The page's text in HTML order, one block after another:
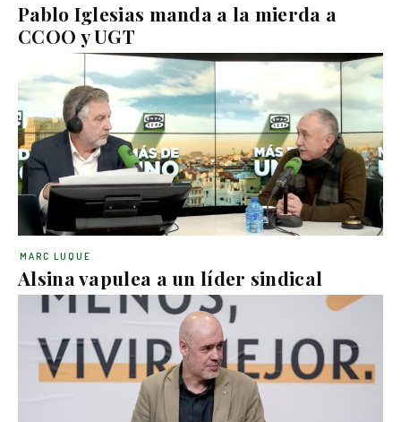
Pablo Iglesias manda a la mierda a
CCOO y UGT
Alsina vapulea a un líder sindical
MARC LUQUE